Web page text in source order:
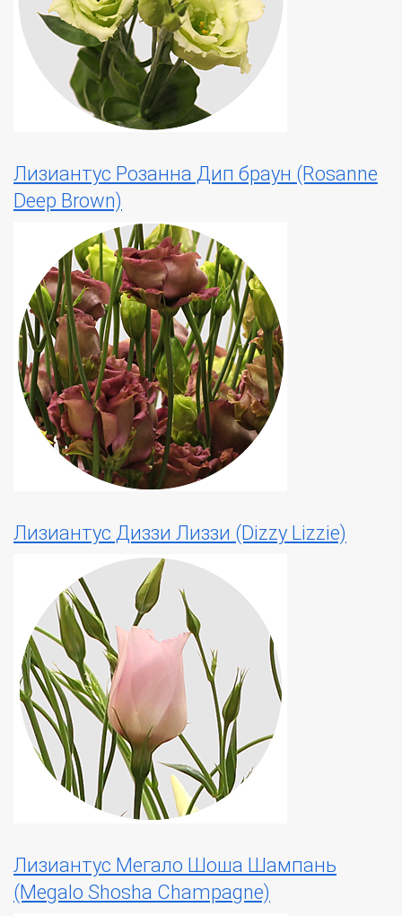
Лизиантус Розанна Дип браун (Rosanne
Deep Brown)
Лизиантус Диззи Лиззи (Dizzy Lizzie)
Лизиантус Мегало Шоша Шампань
(Megalo Shosha Champagne)